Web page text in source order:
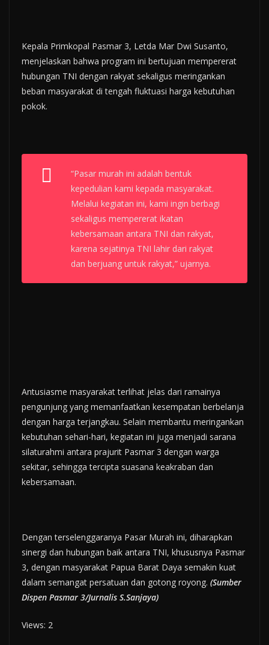
Kepala Primkopal Pasmar 3, Letda Mar Dwi Susanto,
menjelaskan bahwa program ini bertujuan mempererat
hubungan TNI dengan rakyat sekaligus meringankan
beban masyarakat di tengah fluktuasi harga kebutuhan
pokok.
“Pasar murah ini adalah bentuk
kepedulian kami kepada masyarakat.
Melalui kegiatan ini, kami ingin berbagi
sekaligus mempererat ikatan
kebersamaan antara TNI dan rakyat,
karena sejatinya TNI lahir dari rakyat
dan berjuang untuk rakyat,” ujarnya.
Antusiasme masyarakat terlihat jelas dari ramainya
pengunjung yang memanfaatkan kesempatan berbelanja
dengan harga terjangkau. Selain membantu meringankan
kebutuhan sehari-hari, kegiatan ini juga menjadi sarana
silaturahmi antara prajurit Pasmar 3 dengan warga
sekitar, sehingga tercipta suasana keakraban dan
kebersamaan.
Dengan terselenggaranya Pasar Murah ini, diharapkan
sinergi dan hubungan baik antara TNI, khususnya Pasmar
3, dengan masyarakat Papua Barat Daya semakin kuat
dalam semangat persatuan dan gotong royong. (Sumber
Dispen Pasmar 3/Jurnalis S.Sanjaya)
Views: 2